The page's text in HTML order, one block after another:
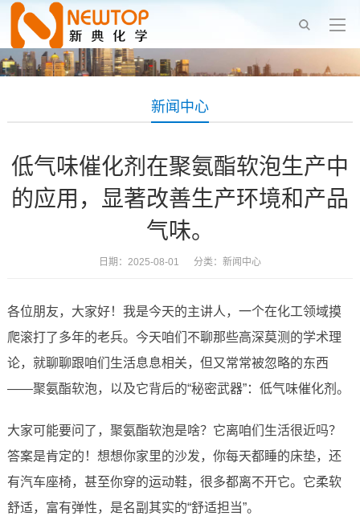
新闻中心
低气味催化剂在聚氨酯软泡生产中
的应用，显著改善生产环境和产品
气味。
日期：2025-08-01 分类： 新闻中心
各位朋友，大家好！我是今天的主讲人，一个在化工领域摸
爬滚打了多年的老兵。今天咱们不聊那些高深莫测的学术理
论，就聊聊跟咱们生活息息相关，但又常常被忽略的东西
——聚氨酯软泡，以及它背后的“秘密武器”：低气味催化剂。
大家可能要问了，聚氨酯软泡是啥？它离咱们生活很近吗？
答案是肯定的！想想你家里的沙发，你每天都睡的床垫，还
有汽车座椅，甚至你穿的运动鞋，很多都离不开它。它柔软
舒适，富有弹性，是名副其实的“舒适担当”。